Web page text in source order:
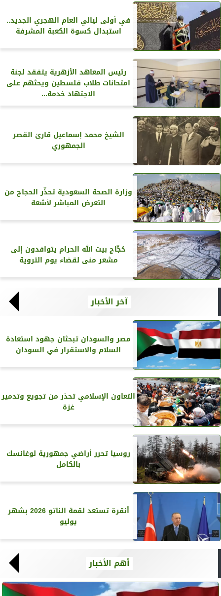
في أولى ليالي العام الهجري الجديد..
استبدال كسوة الكعبة المشرفة
رئيس المعاهد الأزهرية يتفقد لجنة
امتحانات طلاب فلسطين ويحثهم على
الاجتهاد خدمة...
الشيخ محمد إسماعيل قارئ القصر
الجمهوري
وزارة الصحة السعودية تحذّر الحجاج من
التعرض المباشر لأشعة
حُجِّاج بيت الله الحرام يتوافدون إلى
مشعر منى لقضاء يوم التروية
آخر الأخبار
مصر والسودان تبحثان جهود استعادة
السلام والاستقرار في السودان
التعاون الإسلامي تحذر من تجويع وتدمير
غزة
روسيا تحرر أراضي جمهورية لوغانسك
بالكامل
أنقرة تستعد لقمة الناتو 2026 بشهر
يوليو
أهم الأخبار